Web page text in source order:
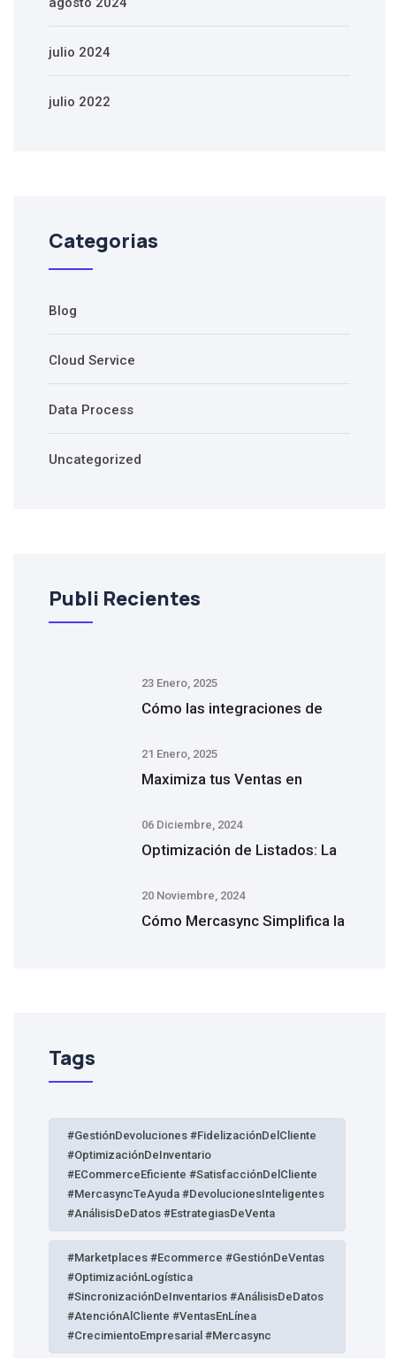
julio 2024
julio 2022
Categorias
Blog
Cloud Service
Data Process
Uncategorized
Publi Recientes
23 Enero, 2025
Cómo las integraciones de
21 Enero, 2025
Maximiza tus Ventas en
06 Diciembre, 2024
Optimización de Listados: La
20 Noviembre, 2024
Cómo Mercasync Simplifica la
Tags
#GestiónDevoluciones #FidelizaciónDelCliente
#OptimizaciónDeInventario
#eCommerceEficiente #SatisfacciónDelCliente
#MercasyncTeAyuda #DevolucionesInteligentes
#AnálisisDeDatos #EstrategiasDeVenta
#Marketplaces #Ecommerce #GestiónDeVentas
#OptimizaciónLogística
#SincronizaciónDeInventarios #AnálisisDeDatos
#AtenciónAlCliente #VentasEnLínea
#CrecimientoEmpresarial #Mercasync